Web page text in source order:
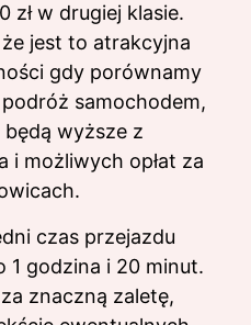
zł w drugiej klasie.
jest to atrakcyjna
gdy porównamy
samochodem,
wyższe z
i możliwych opłat za
czas przejazdu
1 godzina i 20 minut.
znaczną zaletę,